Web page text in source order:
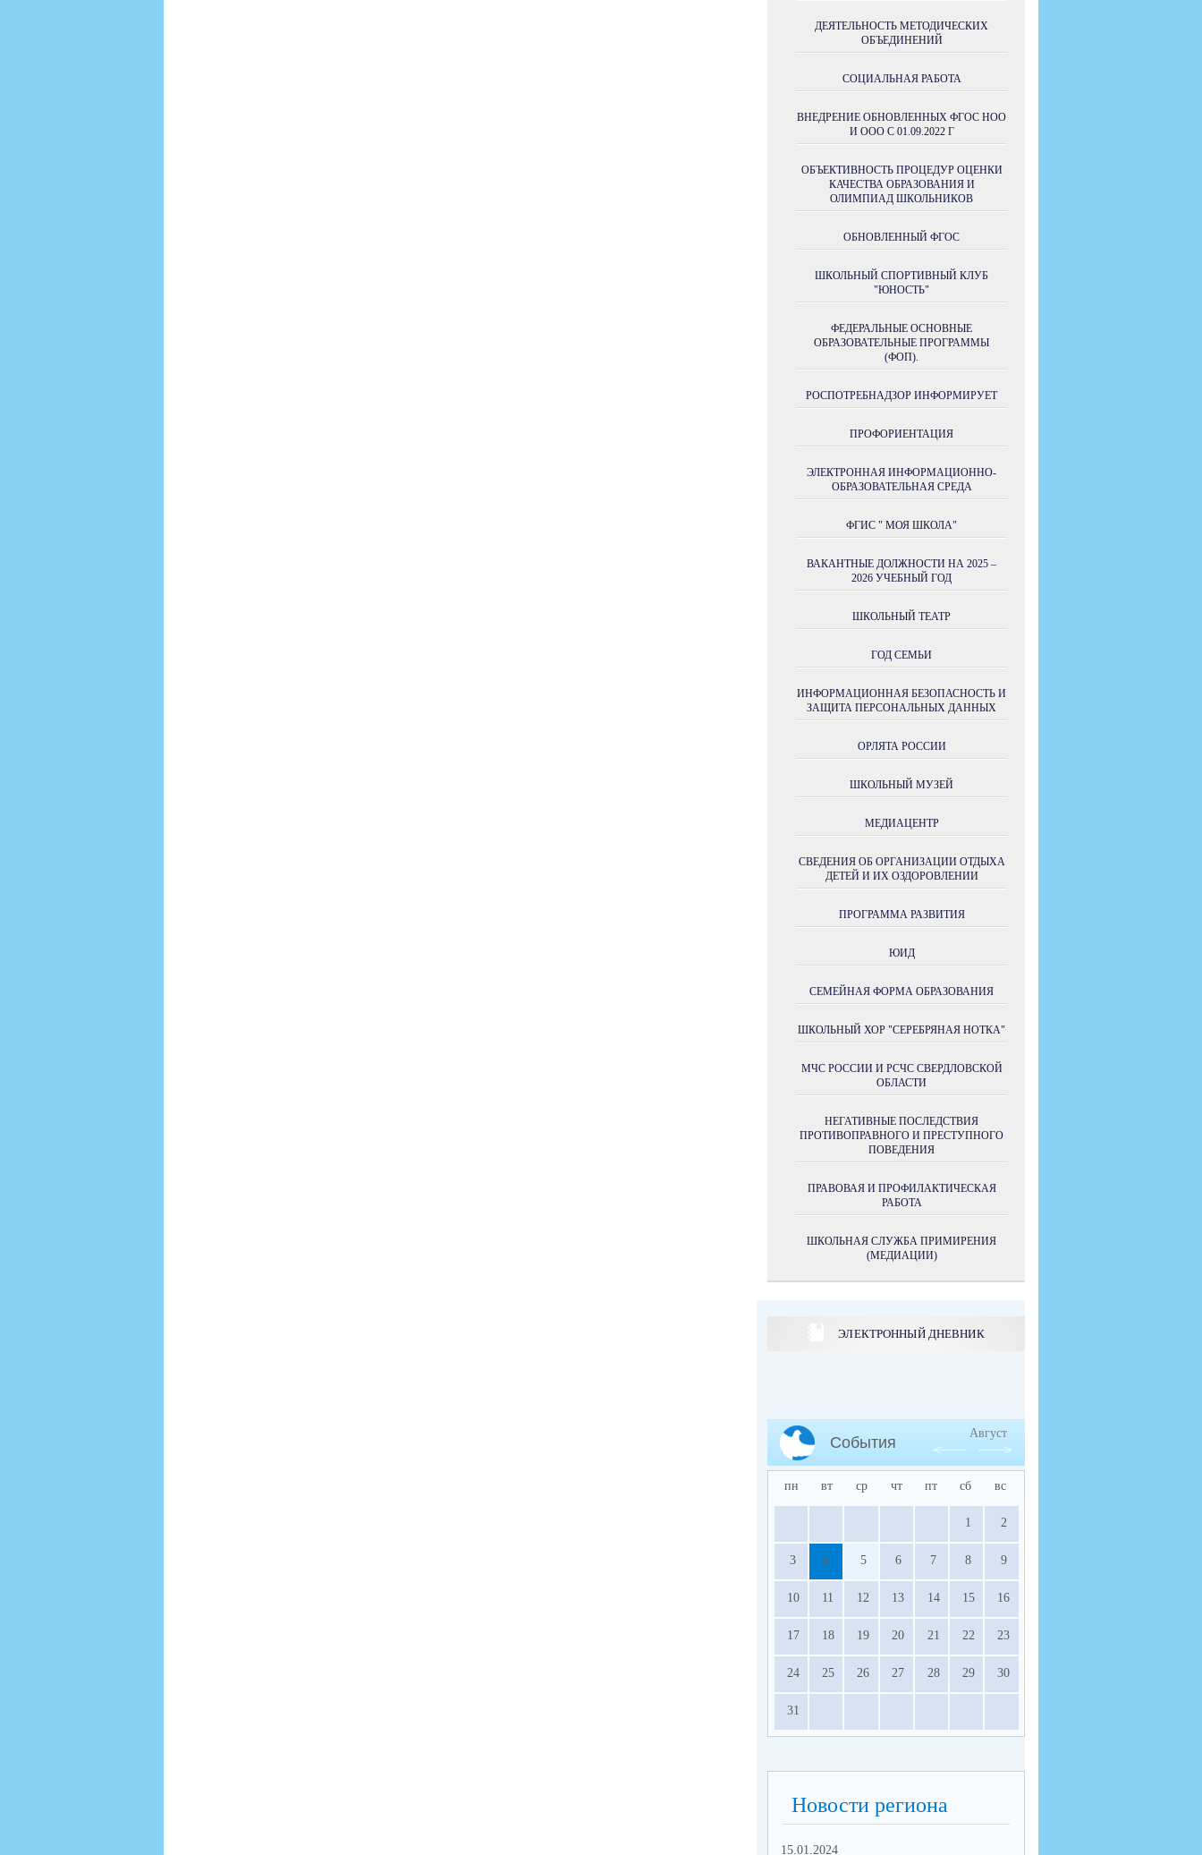
ДЕЯТЕЛЬНОСТЬ МЕТОДИЧЕСКИХ
ОБЪЕДИНЕНИЙ
СОЦИАЛЬНАЯ РАБОТА
ВНЕДРЕНИЕ ОБНОВЛЕННЫХ ФГОС НОО
И ООО С 01.09.2022 Г
ОБЪЕКТИВНОСТЬ ПРОЦЕДУР ОЦЕНКИ
КАЧЕСТВА ОБРАЗОВАНИЯ И
ОЛИМПИАД ШКОЛЬНИКОВ
ОБНОВЛЕННЫЙ ФГОС
ШКОЛЬНЫЙ СПОРТИВНЫЙ КЛУБ
"ЮНОСТЬ"
ФЕДЕРАЛЬНЫЕ ОСНОВНЫЕ
ОБРАЗОВАТЕЛЬНЫЕ ПРОГРАММЫ
(ФОП).
РОСПОТРЕБНАДЗОР ИНФОРМИРУЕТ
ПРОФОРИЕНТАЦИЯ
ЭЛЕКТРОННАЯ ИНФОРМАЦИОННО-
ОБРАЗОВАТЕЛЬНАЯ СРЕДА
ФГИС " МОЯ ШКОЛА"
ВАКАНТНЫЕ ДОЛЖНОСТИ НА 2025 –
2026 УЧЕБНЫЙ ГОД
ШКОЛЬНЫЙ ТЕАТР
ГОД СЕМЬИ
ИНФОРМАЦИОННАЯ БЕЗОПАСНОСТЬ И
ЗАЩИТА ПЕРСОНАЛЬНЫХ ДАННЫХ
ОРЛЯТА РОССИИ
ШКОЛЬНЫЙ МУЗЕЙ
МЕДИАЦЕНТР
СВЕДЕНИЯ ОБ ОРГАНИЗАЦИИ ОТДЫХА
ДЕТЕЙ И ИХ ОЗДОРОВЛЕНИИ
ПРОГРАММА РАЗВИТИЯ
ЮИД
СЕМЕЙНАЯ ФОРМА ОБРАЗОВАНИЯ
ШКОЛЬНЫЙ ХОР "СЕРЕБРЯНАЯ НОТКА"
МЧС РОССИИ И РСЧС СВЕРДЛОВСКОЙ
ОБЛАСТИ
НЕГАТИВНЫЕ ПОСЛЕДСТВИЯ
ПРОТИВОПРАВНОГО И ПРЕСТУПНОГО
ПОВЕДЕНИЯ
ПРАВОВАЯ И ПРОФИЛАКТИЧЕСКАЯ
РАБОТА
ШКОЛЬНАЯ СЛУЖБА ПРИМИРЕНИЯ
(МЕДИАЦИИ)
ЭЛЕКТРОННЫЙ ДНЕВНИК
События
Август
пн вт ср чт пт сб вс
1 2
3 4 5 6 7 8 9
10 11 12 13 14 15 16
17 18 19 20 21 22 23
24 25 26 27 28 29 30
31
Новости региона
15.01.2024